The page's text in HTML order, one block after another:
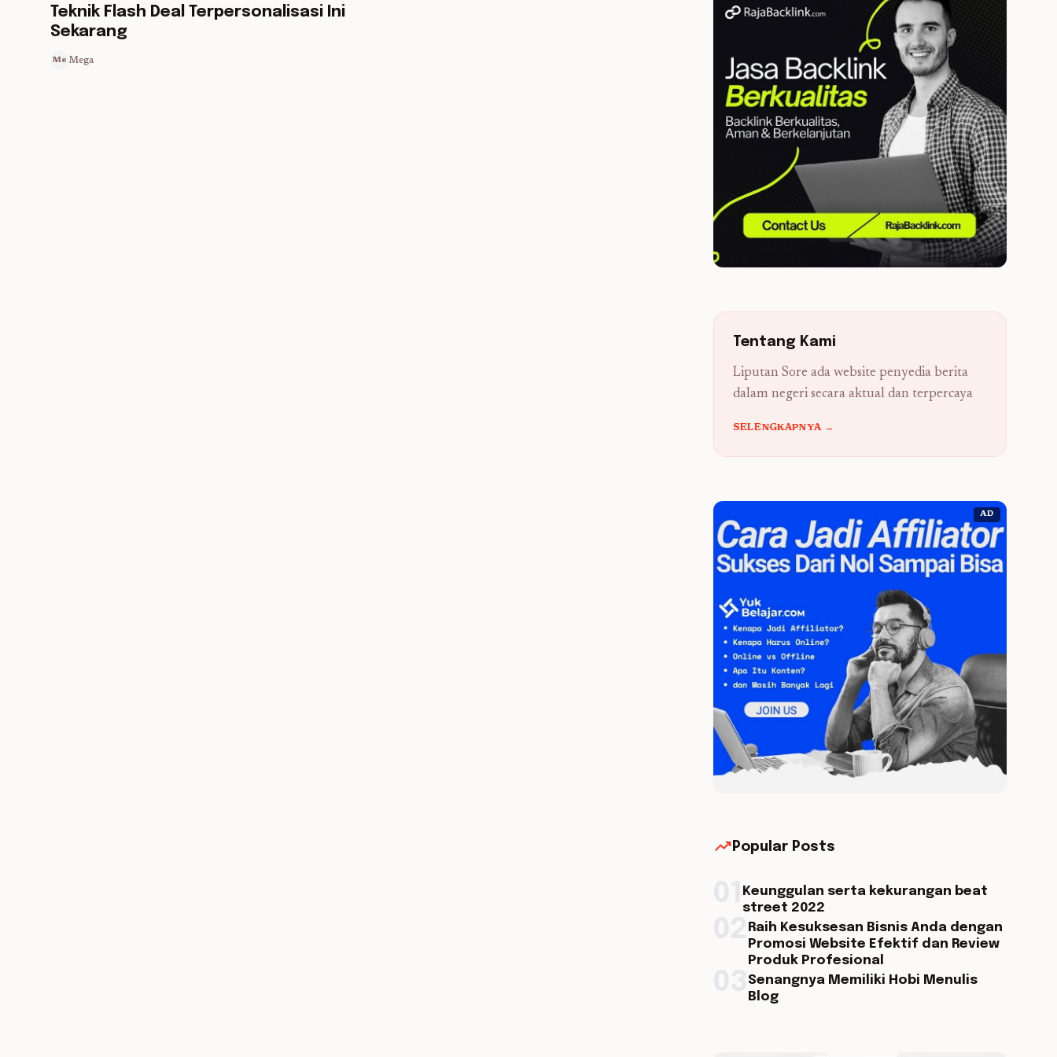
Teknik Flash Deal Terpersonalisasi Ini
Sekarang
Me Mega
Tentang Kami
Liputan Sore ada website penyedia berita
dalam negeri secara aktual dan terpercaya
SELENGKAPNYA →
AD
trending_up Popular Posts
Keunggulan serta kekurangan beat
street 2022
Raih Kesuksesan Bisnis Anda dengan
Promosi Website Efektif dan Review
Produk Profesional
Senangnya Memiliki Hobi Menulis
Blog